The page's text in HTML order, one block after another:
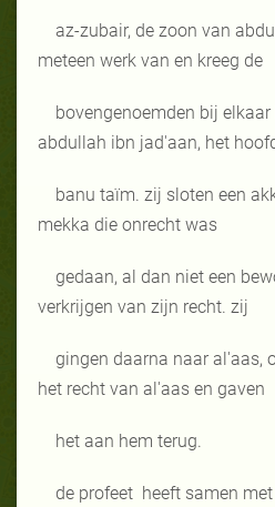
az-zubair, de zoon van
meteen werk van en kreeg de
bovengenoemden bij
abdullah ibn jad'aan, het
banu taïm. zij sloten een
mekka die onrecht was
gedaan, al dan niet een
verkrijgen van zijn recht. zij
gingen daarna naar al'aas,
het recht van al'aas en gaven
het aan hem terug.
de profeet heeft samen